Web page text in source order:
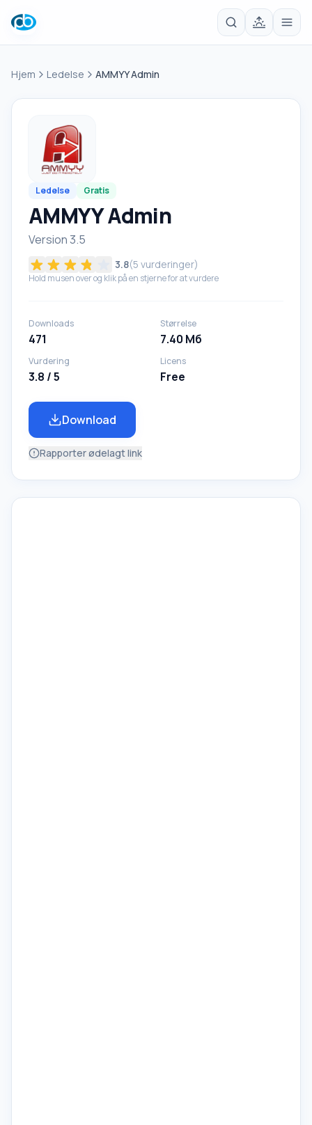
Hjem Ledelse AMMYY Admin
Ledelse Gratis
AMMYY Admin
Version 3.5
3.8(5 vurderinger)
Hold musen over og klik på en stjerne for at vurdere
Downloads
471
Størrelse
7.40 Мб
Vurdering
3.8 / 5
Licens
Free
Download
Rapporter ødelagt link